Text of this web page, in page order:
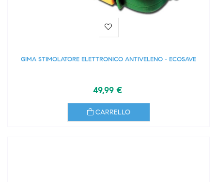
GIMA STIMOLATORE ELETTRONICO ANTIVELENO - ECOSAVE
49,99 €
CARRELLO